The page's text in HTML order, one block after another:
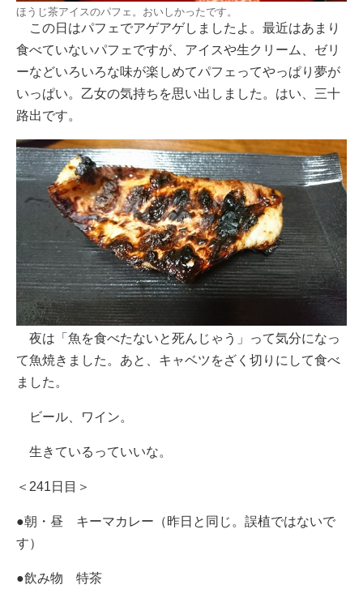
ほうじ茶アイスのパフェ。おいしかったです。
この日はパフェでアゲアゲしましたよ。最近はあまり
食べていないパフェですが、アイスや生クリーム、ゼリ
ーなどいろいろな味が楽しめてパフェってやっぱり夢が
いっぱい。乙女の気持ちを思い出しました。はい、三十
路出です。
夜は「魚を食べたないと死んじゃう」って気分になっ
て魚焼きました。あと、キャベツをざく切りにして食べ
ました。
ビール、ワイン。
生きているっていいな。
＜241日目＞
●朝・昼 キーマカレー（昨日と同じ。誤植ではないで
す）
●飲み物 特茶